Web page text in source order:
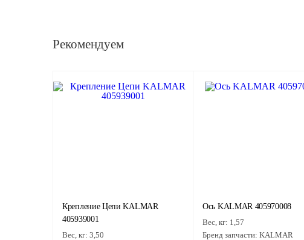
Рекомендуем
Крепление Цепи KALMAR
405939001
Вес, кг: 3,50
Ось KALMAR 405970008
Вес, кг: 1,57
Бренд запчасти: KALMAR